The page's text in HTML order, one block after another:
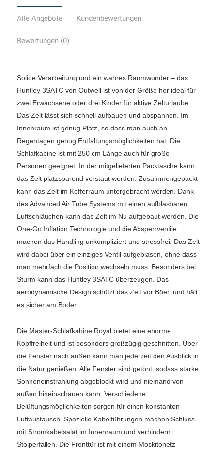
Alle Angebote Kundenbewertungen
Bewertungen (0)
Solide Verarbeitung und ein wahres Raumwunder – das
Huntley 3SATC von Outwell ist von der Größe her ideal für
zwei Erwachsene oder drei Kinder für aktive Zelturlaube.
Das Zelt lässt sich schnell aufbauen und abspannen. Im
Innenraum ist genug Platz, so dass man auch an
Regentagen genug Entfaltungsmöglichkeiten hat. Die
Schlafkabine ist mit 250 cm Länge auch für große
Personen geeignet. In der mitgelieferten Packtasche kann
das Zelt platzsparend verstaut werden. Zusammengepackt
kann das Zelt im Kofferraum untergebracht werden. Dank
des Advanced Air Tube Systems mit einen aufblasbaren
Luftschläuchen kann das Zelt im Nu aufgebaut werden. Die
One-Go Inflation Technologie und die Absperrventile
machen das Handling unkompliziert und stressfrei. Das Zelt
wird dabei über ein einziges Ventil aufgeblasen, ohne dass
man mehrfach die Position wechseln muss. Besonders bei
Sturm kann das Huntley 3SATC überzeugen. Das
aerodynamische Design schützt das Zelt vor Böen und hält
es sicher am Boden.
Die Master-Schlafkabine Royal bietet eine enorme
Kopffreiheit und ist besonders großzügig geschnitten. Über
die Fenster nach außen kann man jederzeit den Ausblick in
die Natur genießen. Alle Fenster sind getönt, sodass starke
Sonneneinstrahlung abgeblockt wird und niemand von
außen hineinschauen kann. Verschiedene
Belüftungsmöglichkeiten sorgen für einen konstanten
Luftaustausch. Spezielle Kabelführungen machen Schluss
mit Stromkabelsalat im Innenraum und verhindern
Stolperfallen. Die Fronttür ist mit einem Moskitonetz